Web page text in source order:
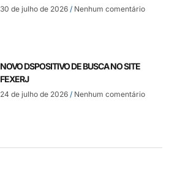
30 de julho de 2026 Nenhum comentário
NOVO DSPOSITIVO DE BUSCA NO SITE
FEXERJ
24 de julho de 2026 Nenhum comentário